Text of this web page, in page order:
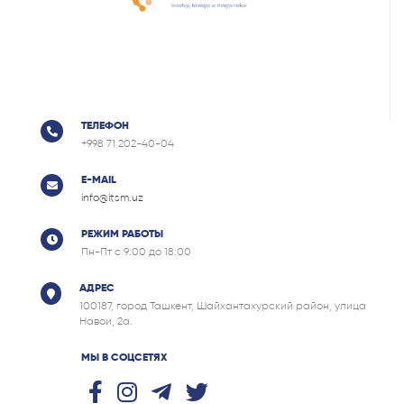
ТЕЛЕФОН
+998 71 202-40-04
E-MAIL
info@itsm.uz
РЕЖИМ РАБОТЫ
Пн-Пт с 9:00 до 18:00
АДРЕС
100187, город Ташкент, Шайхантахурский район, улица
Навои, 2а.
МЫ В СОЦСЕТЯХ